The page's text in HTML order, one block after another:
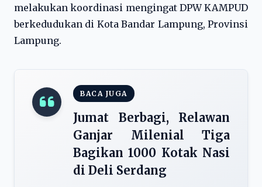
melakukan koordinasi mengingat DPW KAMPUD
berkedudukan di Kota Bandar Lampung, Provinsi
Lampung.
BACA JUGA
Jumat Berbagi, Relawan
Ganjar Milenial Tiga
Bagikan 1000 Kotak Nasi
di Deli Serdang